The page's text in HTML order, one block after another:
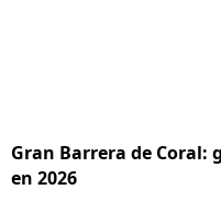
Gran Barrera de Coral:
en 2026